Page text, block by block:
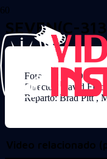
SEVEN(C-
Formato: DVD
Director: David
Reparto: Brad Pitt ,
Video relacionado